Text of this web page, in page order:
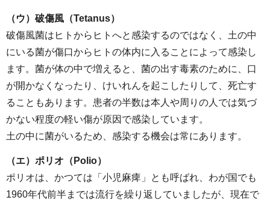
（ウ）破傷風（Tetanus）
破傷風菌はヒトからヒトへと感染するのではなく、土の中
にいる菌が傷口からヒトの体内に入ることによって感染し
ます。菌が体の中で増えると、菌の出す毒素のために、口
が開かなくなったり、けいれんを起こしたりして、死亡す
ることもあります。患者の半数は本人や周りの人では気づ
かない程度の軽い傷が原因で感染しています。
土の中に菌がいるため、感染する機会は常にあります。
（エ）ポリオ（Polio）
ポリオは、かつては「小児麻痺」とも呼ばれ、わが国でも
1960年代前半までは流行を繰り返していましたが、現在で